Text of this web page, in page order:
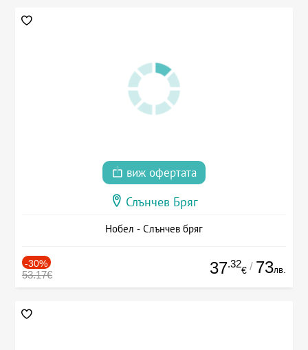
виж офертата
Слънчев Бряг
Нобел - Слънчев бряг
-30%
53.17€ 37.32
€ / 73лв.